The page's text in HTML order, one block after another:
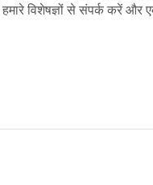
विशेषज्ञों से संपर्क करें और